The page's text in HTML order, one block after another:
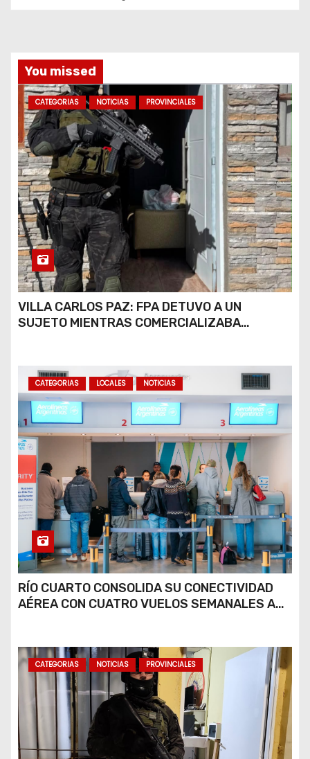
You missed
CATEGORIAS NOTICIAS PROVINCIALES
VILLA CARLOS PAZ: FPA DETUVO A UN
SUJETO MIENTRAS COMERCIALIZABA
CATEGORIAS LOCALES NOTICIAS
RÍO CUARTO CONSOLIDA SU CONECTIVIDAD
AÉREA CON CUATRO VUELOS SEMANALES A
CATEGORIAS NOTICIAS PROVINCIALES